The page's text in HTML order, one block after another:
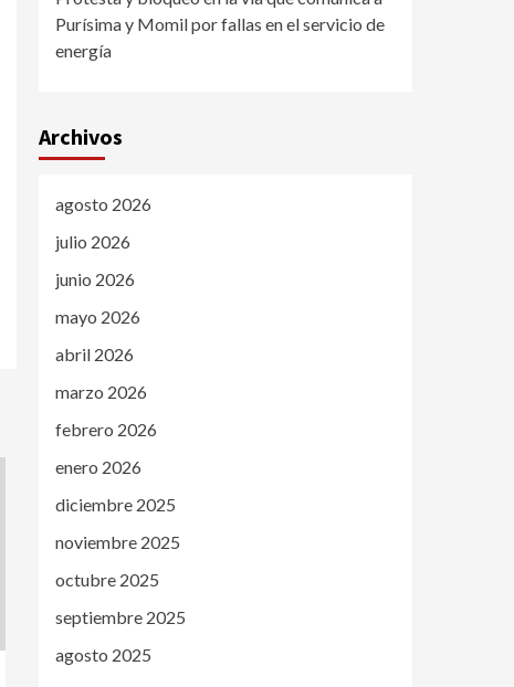
Purísima y Momil por fallas en el servicio de
energía
Archivos
agosto 2026
julio 2026
junio 2026
mayo 2026
abril 2026
marzo 2026
febrero 2026
enero 2026
diciembre 2025
noviembre 2025
octubre 2025
septiembre 2025
agosto 2025